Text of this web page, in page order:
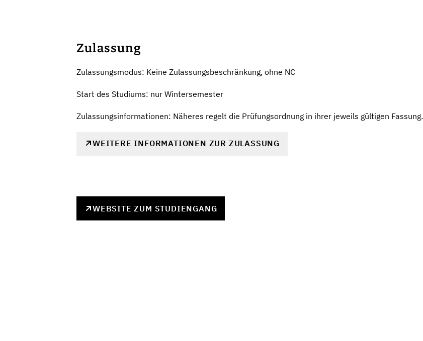
Zulassung
Zulassungsmodus: Keine Zulassungsbeschränkung, ohne NC
Start des Studiums: nur Wintersemester
Zulassungsinformationen: Näheres regelt die Prüfungsordnung in ihrer jeweils gültigen Fassung.
WEITERE INFORMATIONEN ZUR ZULASSUNG
WEBSITE ZUM STUDIENGANG